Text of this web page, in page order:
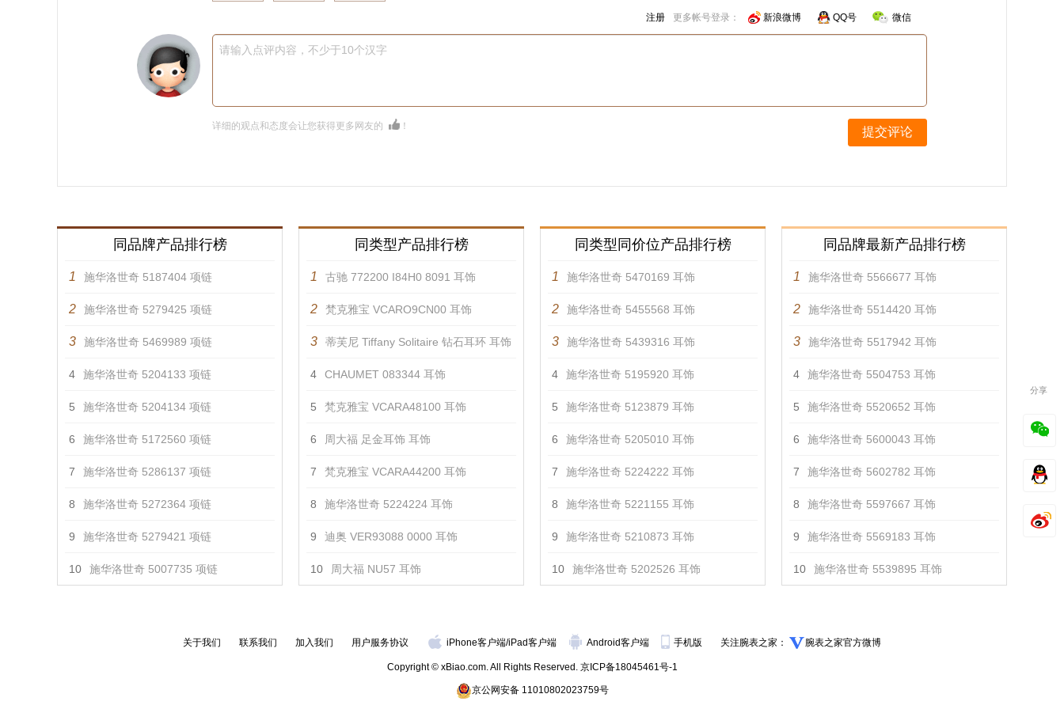
注册 更多帐号登录： 新浪微博 QQ号 微信
请输入点评内容，不少于10个汉字
详细的观点和态度会让您获得更多网友的 ！ 提交评论
同品牌产品排行榜
1 施华洛世奇 5187404 项链
2 施华洛世奇 5279425 项链
3 施华洛世奇 5469989 项链
4 施华洛世奇 5204133 项链
5 施华洛世奇 5204134 项链
6 施华洛世奇 5172560 项链
7 施华洛世奇 5286137 项链
8 施华洛世奇 5272364 项链
9 施华洛世奇 5279421 项链
10 施华洛世奇 5007735 项链
同类型产品排行榜
1 古驰 772200 I84H0 8091 耳饰
2 梵克雅宝 VCARO9CN00 耳饰
3 蒂芙尼 Tiffany Solitaire 钻石耳环 耳饰
4 CHAUMET 083344 耳饰
5 梵克雅宝 VCARA48100 耳饰
6 周大福 足金耳饰 耳饰
7 梵克雅宝 VCARA44200 耳饰
8 施华洛世奇 5224224 耳饰
9 迪奥 VER93088 0000 耳饰
10 周大福 NU57 耳饰
同类型同价位产品排行榜
1 施华洛世奇 5470169 耳饰
2 施华洛世奇 5455568 耳饰
3 施华洛世奇 5439316 耳饰
4 施华洛世奇 5195920 耳饰
5 施华洛世奇 5123879 耳饰
6 施华洛世奇 5205010 耳饰
7 施华洛世奇 5224222 耳饰
8 施华洛世奇 5221155 耳饰
9 施华洛世奇 5210873 耳饰
10 施华洛世奇 5202526 耳饰
同品牌最新产品排行榜
1 施华洛世奇 5566677 耳饰
2 施华洛世奇 5514420 耳饰
3 施华洛世奇 5517942 耳饰
4 施华洛世奇 5504753 耳饰
5 施华洛世奇 5520652 耳饰
6 施华洛世奇 5600043 耳饰
7 施华洛世奇 5602782 耳饰
8 施华洛世奇 5597667 耳饰
9 施华洛世奇 5569183 耳饰
10 施华洛世奇 5539895 耳饰
关于我们 联系我们 加入我们 用户服务协议 iPhone客户端/iPad客户端 Android客户端 手机版 关注腕表之家： 腕表之家官方微博
Copyright © xBiao.com. All Rights Reserved. 京ICP备18045461号-1
京公网安备 11010802023759号
分享